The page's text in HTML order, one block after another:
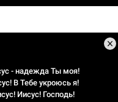
- надежда Ты моя!
В Тебе укроюсь я!
Иисус! Господь!